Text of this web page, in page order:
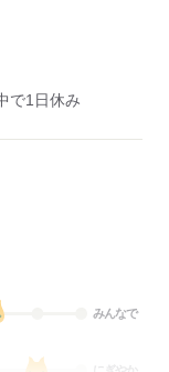
で1日休み
みんなで